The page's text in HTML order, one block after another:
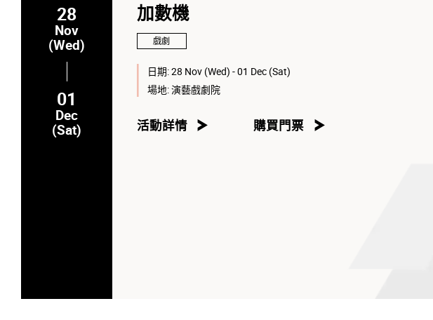
28
Nov
(Wed)
01
Dec
(Sat)
加數機
戲劇
日期:28 Nov (Wed) - 01 Dec (Sat)
場地:演藝戲劇院
活動詳情 購買門票